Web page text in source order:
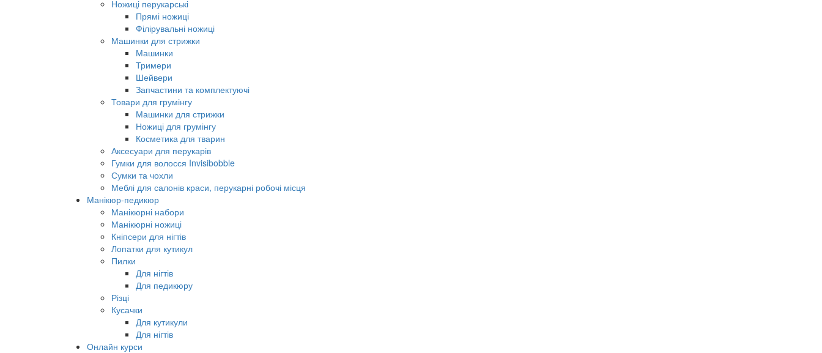
Ножиці перукарські
Прямі ножиці
Філірувальні ножиці
Машинки для стрижки
Машинки
Тримери
Шейвери
Запчастини та комплектуючі
Товари для грумінгу
Машинки для стрижки
Ножиці для грумінгу
Косметика для тварин
Аксесуари для перукарів
Гумки для волосся Invisibobble
Сумки та чохли
Меблі для салонів краси, перукарні робочі місця
Манікюр-педикюр
Манікюрні набори
Манікюрні ножиці
Кніпсери для нігтів
Лопатки для кутикул
Пилки
Для нігтів
Для педикюру
Різці
Кусачки
Для кутикули
Для нігтів
Онлайн курси